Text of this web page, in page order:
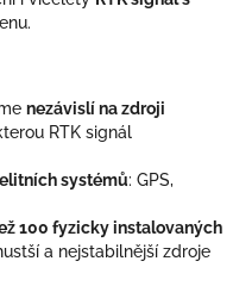
nezávislí na zdroji
RTK signál
systémů: GPS,
100 fyzicky instalovaných
a nejstabilnější zdroje